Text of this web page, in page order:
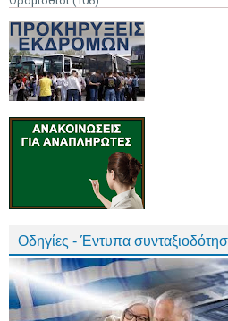
Οδηγίες - Έντυπα